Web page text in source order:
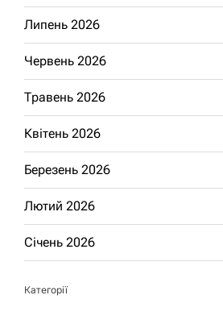
Липень 2026
Червень 2026
Травень 2026
Квітень 2026
Березень 2026
Лютий 2026
Січень 2026
Категорії